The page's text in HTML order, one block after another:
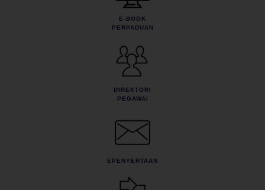
E-BOOK
PERPADUAN
DIREKTORI
PEGAWAI
EPENYERTAAN